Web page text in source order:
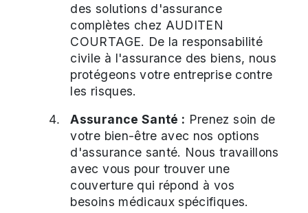
des solutions d'assurance
complètes chez AUDITEN
COURTAGE. De la responsabilité
civile à l'assurance des biens, nous
protégeons votre entreprise contre
les risques.
Assurance Santé : Prenez soin de
votre bien-être avec nos options
d'assurance santé. Nous travaillons
avec vous pour trouver une
couverture qui répond à vos
besoins médicaux spécifiques.